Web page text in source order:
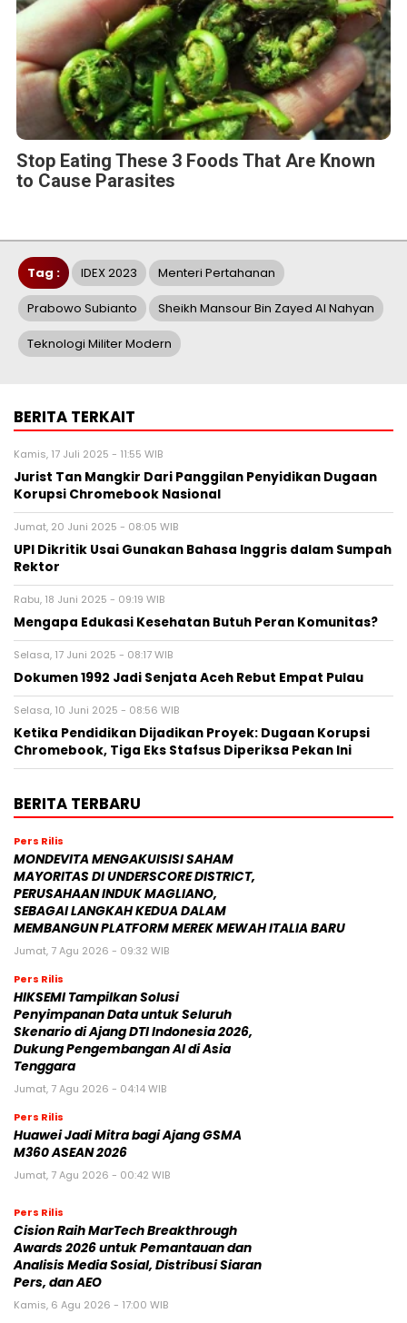
Stop Eating These 3 Foods That Are Known
to Cause Parasites
Tag : IDEX 2023 Menteri Pertahanan
Prabowo Subianto Sheikh Mansour Bin Zayed Al Nahyan
Teknologi Militer Modern
BERITA TERKAIT
Kamis, 17 Juli 2025 - 11:55 WIB
Jurist Tan Mangkir Dari Panggilan Penyidikan Dugaan
Korupsi Chromebook Nasional
Jumat, 20 Juni 2025 - 08:05 WIB
UPI Dikritik Usai Gunakan Bahasa Inggris dalam Sumpah
Rektor
Rabu, 18 Juni 2025 - 09:19 WIB
Mengapa Edukasi Kesehatan Butuh Peran Komunitas?
Selasa, 17 Juni 2025 - 08:17 WIB
Dokumen 1992 Jadi Senjata Aceh Rebut Empat Pulau
Selasa, 10 Juni 2025 - 08:56 WIB
Ketika Pendidikan Dijadikan Proyek: Dugaan Korupsi
Chromebook, Tiga Eks Stafsus Diperiksa Pekan Ini
BERITA TERBARU
Pers Rilis
MONDEVITA MENGAKUISISI SAHAM
MAYORITAS DI UNDERSCORE DISTRICT,
PERUSAHAAN INDUK MAGLIANO,
SEBAGAI LANGKAH KEDUA DALAM
MEMBANGUN PLATFORM MEREK MEWAH ITALIA BARU
Jumat, 7 Agu 2026 - 09:32 WIB
Pers Rilis
HIKSEMI Tampilkan Solusi
Penyimpanan Data untuk Seluruh
Skenario di Ajang DTI Indonesia 2026,
Dukung Pengembangan AI di Asia
Tenggara
Jumat, 7 Agu 2026 - 04:14 WIB
Pers Rilis
Huawei Jadi Mitra bagi Ajang GSMA
M360 ASEAN 2026
Jumat, 7 Agu 2026 - 00:42 WIB
Pers Rilis
Cision Raih MarTech Breakthrough
Awards 2026 untuk Pemantauan dan
Analisis Media Sosial, Distribusi Siaran
Pers, dan AEO
Kamis, 6 Agu 2026 - 17:00 WIB